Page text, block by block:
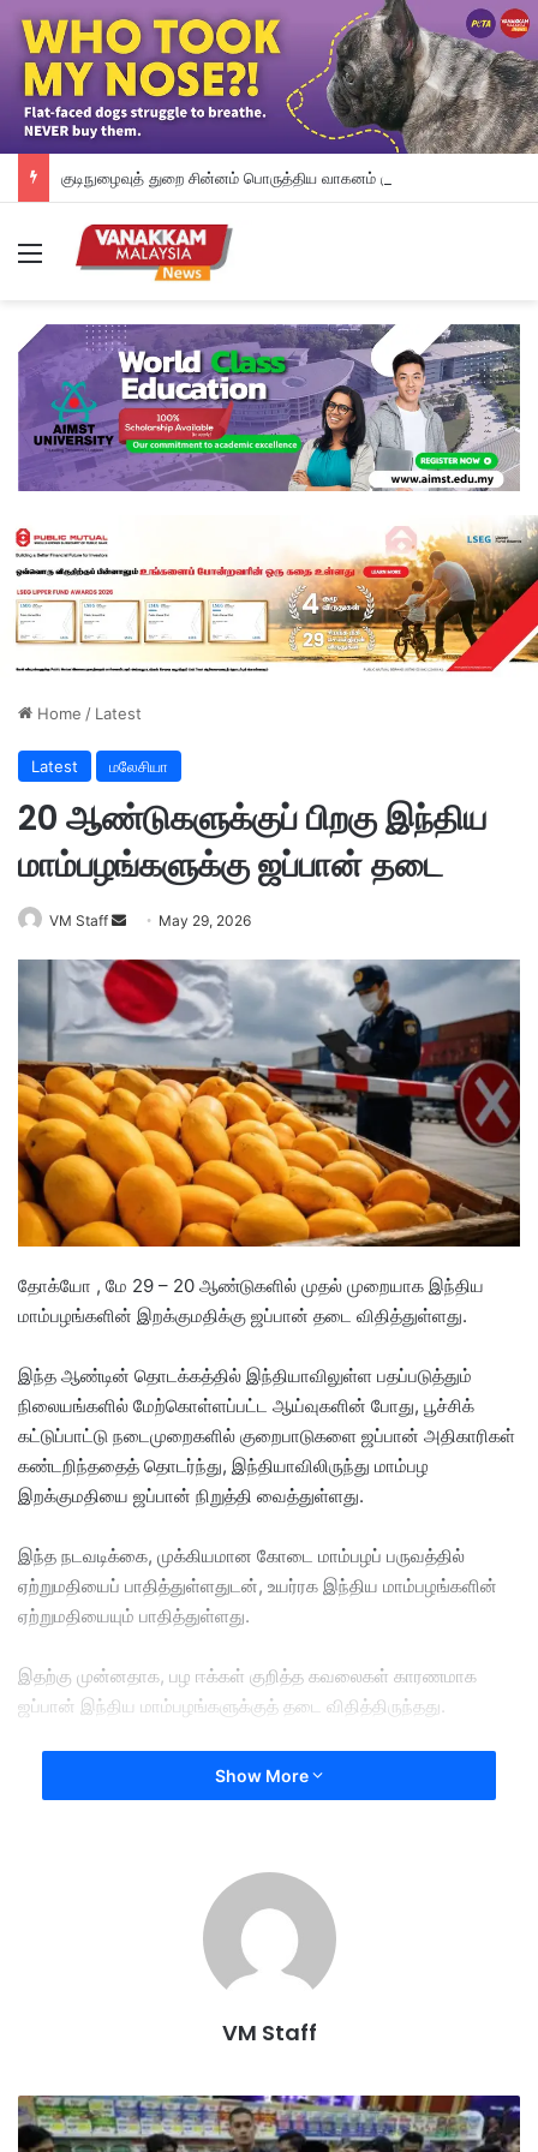
Menu
Home / Latest
Latest மலேசியா
20 ஆண்டுகளுக்குப் பிறகு இந்திய
மாம்பழங்களுக்கு ஜப்பான் தடை
VM Staff
n
d
a
n
e
m
a
i
May 29, 2026
தோக்யோ , மே 29 – 20 ஆண்டுகளில் முதல் முறையாக இந்திய
மாம்பழங்களின் இறக்குமதிக்கு ஜப்பான் தடை விதித்துள்ளது.
இந்த ஆண்டின் தொடக்கத்தில் இந்தியாவிலுள்ள பதப்படுத்தும்
நிலையங்களில் மேற்கொள்ளப்பட்ட ஆய்வுகளின் போது, ​​பூச்சிக்
கட்டுப்பாட்டு நடைமுறைகளில் குறைபாடுகளை ஜப்பான் அதிகாரிகள்
கண்டறிந்ததைத் தொடர்ந்து, இந்தியாவிலிருந்து மாம்பழ
இறக்குமதியை ஜப்பான் நிறுத்தி வைத்துள்ளது.
இந்த நடவடிக்கை, முக்கியமான கோடை மாம்பழப் பருவத்தில்
ஏற்றுமதியைப் பாதித்துள்ளதுடன், உயர்ரக இந்திய மாம்பழங்களின்
ஏற்றுமதியையும் பாதித்துள்ளது.
இதற்கு முன்னதாக, பழ ஈக்கள் குறித்த கவலைகள் காரணமாக
ஜப்பான் இந்திய மாம்பழங்களுக்குத் தடை விதித்திருந்தது.
இந்தியா தனது பதப்படுத்தும் நெறிமுறைகளை வலுப்படுத்திய
பின்னரே, 2006-ல் அந்தத் தடைகளை நீக்கியது.
ஜப்பானிய அதிகாரிகள் மீண்டும் கவலை தெரிவித்துள்ளனர்.
ஒவ்வொரு மாம்பழ ஏற்றுமதிப் பருவத்திற்கும் முன்பு, ஜப்பான் தனது
தனிமைப்படுத்தல் அதிகாரிகளை இந்தியாவின் நீராவி வெப்பச்
நீக்கம் செய்வது இந்த மையங்களின் பொறுப்பாகும்.
Show More
VM Staff
இ
டை